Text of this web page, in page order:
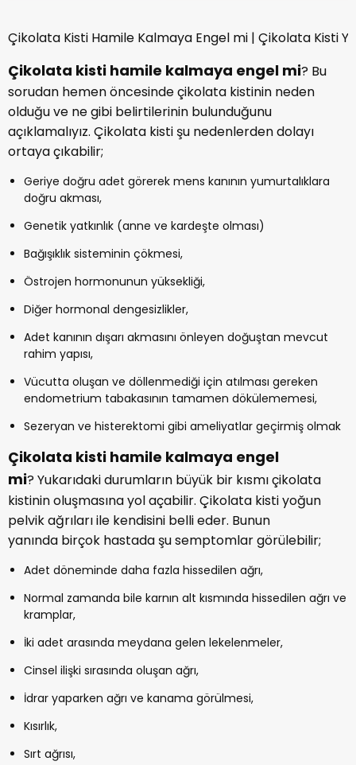
Çikolata Kisti Hamile Kalmaya Engel mi | Çikolata Kisti
Çikolata kisti hamile kalmaya engel mi? Bu
sorudan hemen öncesinde çikolata kistinin neden
olduğu ve ne gibi belirtilerinin bulunduğunu
açıklamalıyız. Çikolata kisti şu nedenlerden dolayı
ortaya çıkabilir;
Geriye doğru adet görerek mens kanının yumurtalıklara
doğru akması,
Genetik yatkınlık (anne ve kardeşte olması)
Bağışıklık sisteminin çökmesi,
Östrojen hormonunun yüksekliği,
Diğer hormonal dengesizlikler,
Adet kanının dışarı akmasını önleyen doğuştan mevcut
rahim yapısı,
Vücutta oluşan ve döllenmediği için atılması gereken
endometrium tabakasının tamamen dökülememesi,
Sezeryan ve histerektomi gibi ameliyatlar geçirmiş olmak
Çikolata kisti hamile kalmaya engel
mi? Yukarıdaki durumların büyük bir kısmı çikolata
kistinin oluşmasına yol açabilir. Çikolata kisti yoğun
pelvik ağrıları ile kendisini belli eder. Bunun
yanında birçok hastada şu semptomlar görülebilir;
Adet döneminde daha fazla hissedilen ağrı,
Normal zamanda bile karnın alt kısmında hissedilen ağrı ve
kramplar,
İki adet arasında meydana gelen lekelenmeler,
Cinsel ilişki sırasında oluşan ağrı,
İdrar yaparken ağrı ve kanama görülmesi,
Kısırlık,
Sırt ağrısı,